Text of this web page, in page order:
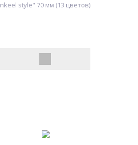
style" 70 мм (13 цветов)